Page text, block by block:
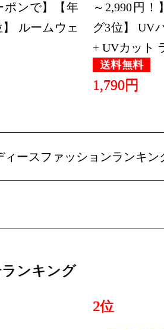
ポンで】【年
ルームウェ
～2,990円
グ3位】 UV
+ UVカット
送料無料
1,790円
ィースファッションランキン
ンキング
2位